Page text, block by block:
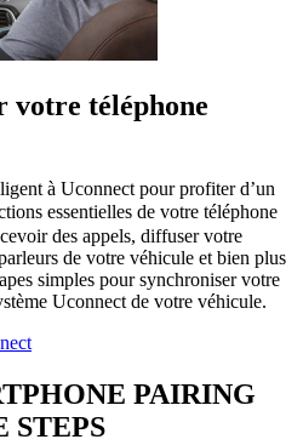
votre téléphone
à Uconnect pour profiter d’un
essentielles de votre téléphone
des appels, diffuser votre
de votre véhicule et bien plus
simples pour synchroniser votre
Uconnect de votre véhicule.
PAIRING
STEPS